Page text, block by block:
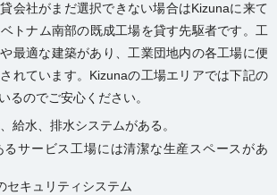
会社がまだ選択できない場合はKizunaに来て
トナム南部の既成工場を貸す先駆者です。工
最適な建築があり、工業団地内の各工場に便
れています。Kizunaの工場エリアでは下記の
るのでご安心ください。
給水、排水システムがある。
るサービス工場には清潔な生産スペースがあ
セキュリティシステム